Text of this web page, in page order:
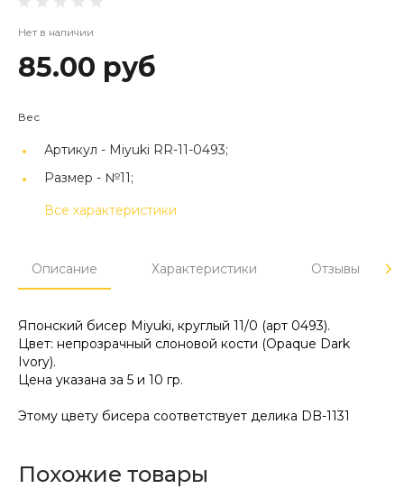
Нет в наличии
85.00 руб
Вес
Артикул - Miyuki RR-11-0493;
Размер - №11;
Все характеристики
Описание Характеристики Отзывы
Японский бисер Miyuki, круглый 11/0 (арт 0493).
Цвет: непрозрачный слоновой кости (Opaque Dark
Ivory).
Цена указана за 5 и 10 гр.
Этому цвету бисера соответствует делика DB-1131
Похожие товары